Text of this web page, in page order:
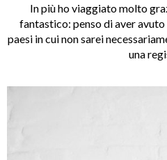
In più ho viaggiato molto
fantastico: penso di aver
paesi in cui non sarei
una